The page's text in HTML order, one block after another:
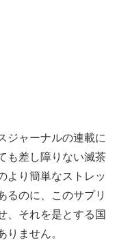
ジャーナルの連載に
も差し障りない滅茶
より簡単なストレッ
るのに、このサプリ
、それを是とする国
りません。